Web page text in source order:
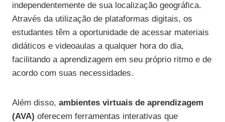
independentemente de sua localização geográfica.
Através da utilização de plataformas digitais, os
estudantes têm a oportunidade de acessar materiais
didáticos e videoaulas a qualquer hora do dia,
facilitando a aprendizagem em seu próprio ritmo e de
acordo com suas necessidades.
Além disso, ambientes virtuais de aprendizagem
(AVA) oferecem ferramentas interativas que